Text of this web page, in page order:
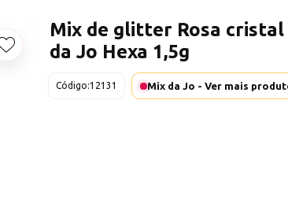
Adicionar aos favoritos
Mix de glitter Rosa cristal
da Jo Hexa 1,5g
Código:12131 Mix da Jo - Ver mais